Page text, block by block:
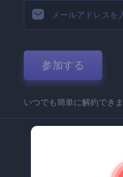
参加する
いつでも簡単に解約できま